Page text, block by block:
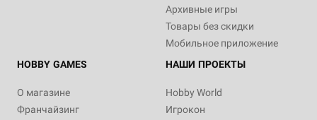
Архивные игры
Товары без скидки
Мобильное приложение
HOBBY GAMES
О магазине
Франчайзинг
НАШИ ПРОЕКТЫ
Hobby World
Игрокон